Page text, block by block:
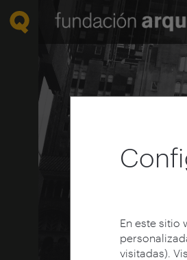
En este sitio
visitadas).